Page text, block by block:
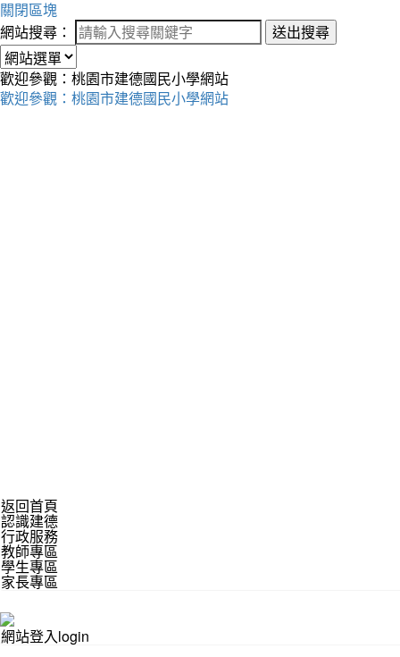
關閉區塊
網站搜尋：
送出搜尋
歡迎參觀：桃園市建德國民小學網站
歡迎參觀：桃園市建德國民小學網站
返回首頁
認識建德
行政服務
教師專區
學生專區
家長專區
網站登入login